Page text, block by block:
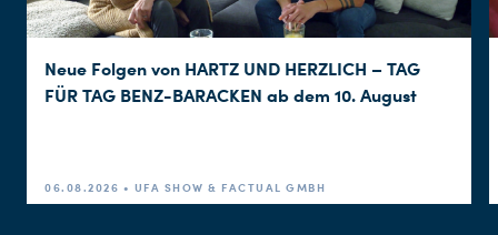
Neue Folgen von HARTZ UND HERZLICH – TAG
FÜR TAG BENZ-BARACKEN ab dem 10. August
06.08.2026 • UFA SHOW & FACTUAL GMBH